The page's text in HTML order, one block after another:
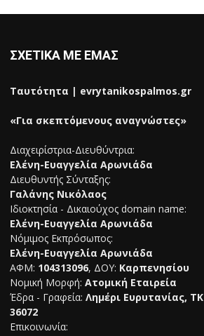
ΣΧΕΤΙΚΑ ΜΕ ΕΜΑΣ
Ταυτότητα | evrytanikospalmos.gr
«Για σκεπτόμενους αναγνώστες»
Διαχειρίστρια-Διευθύντρια:
Ελένη-Ευαγγελία Αρωνιάδα
Διευθυντής Σύνταξης:
Γαλάνης Νικόλαος
Ιδιοκτησία - Δικαιούχος domain name:
Ελένη-Ευαγγελία Αρωνιάδα
Νόμιμος Εκπρόσωπος:
Ελένη-Ευαγγελία Αρωνιάδα
ΑΦΜ: 104313096, ΔΟΥ: Καρπενησίου
Νομική Μορφή: Ατομική Εταιρεία
Έδρα - Γραφεία: Λημέρι Ευρυτανίας, ΤΚ
36072
Επικοινωνία: